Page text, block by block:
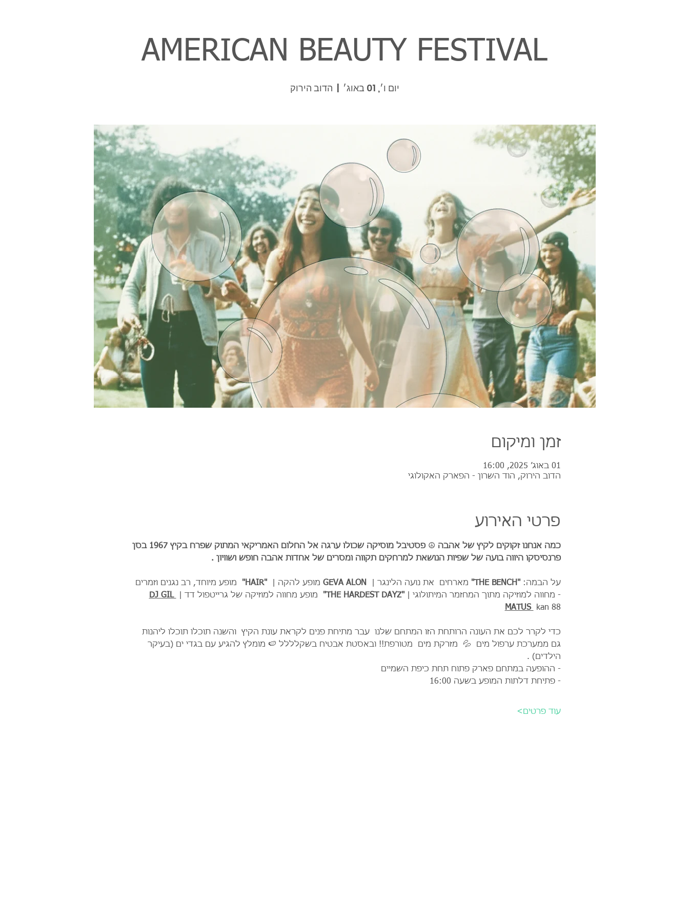
AMERICAN BEAUTY FESTIVAL
יום ו׳, 01 באוג׳
  |
הדוב הירוק
זמן ומיקום
01 באוג׳ 2025, 16:00
הדוב הירוק, הוד השרון - הפארק האקולוגי
פרטי האירוע
כמה אנחנו זקוקים לקיץ של אהבה ☮️
פסטיבל מוסיקה שכולו ערגה אל החלום האמריקאי המתוק שפרח בקיץ 1967 בסן
פרנסיסקו היווה בועה של שפיות הנושאת למרחקים תקווה ומסרים של אחדות אהבה חופש ושוויון .
על הבמה: "THE BENCH" מארחים  את נועה הלינגר | GEVA ALON מופע להקה | "HAIR"
מופע מיוחד, רב נגנים וזמרים
- מחווה למוזיקה מתוך המחזמר המיתולוגי | "THE HARDEST DAYZ" מופע מחווה למוזיקה של גרייטפול דד |
DJ GIL
MATUS
kan 88
כדי לקרר לכם את העונה הרותחת הזו המתחם שלנו  עבר מתיחת פנים לקראת עונת הקיץ  והשנה תוכלו תוכלו ליהנות
גם ממערכת ערפול מים  💦  מזרקת מים  מטורפת!! ובאסטת אבטיח בשקלללל 🍉 מומלץ להגיע עם בגדי ים (בעיקר
הילדים) .
- ההופעה במתחם פארק פתוח תחת כיפת השמיים
- פתיחת דלתות המופע בשעה 16:00
עוד פרטים>